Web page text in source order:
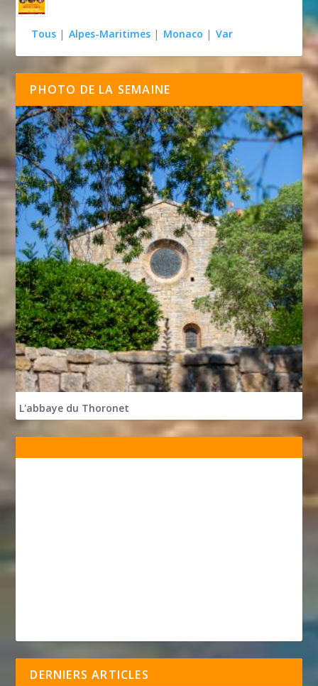
Tous | Alpes-Maritimes | Monaco | Var
PHOTO DE LA SEMAINE
L'abbaye du Thoronet
DERNIERS ARTICLES